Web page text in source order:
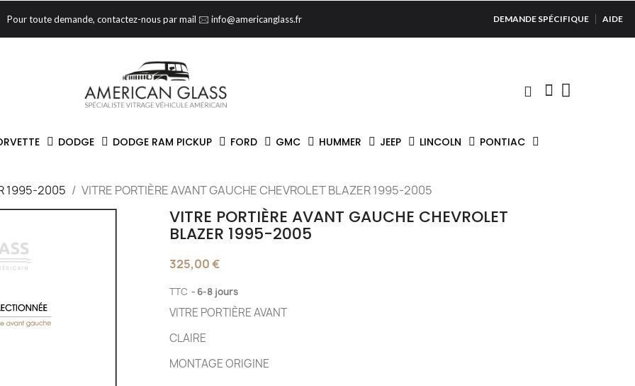
Pour toute demande, contactez-nous par mail 🖂 info@americanglass.fr DEMANDE SPÉCIFIQUE AIDE
DODGE DODGE RAM PICKUP FORD GMC HUMMER JEEP LINCOLN PONTIAC
1995-2005 VITRE PORTIÈRE AVANT GAUCHE CHEVROLET BLAZER 1995-2005
VITRE PORTIÈRE AVANT GAUCHE CHEVROLET
BLAZER 1995-2005
325,00 €
TTC 6-8 jours
VITRE PORTIÈRE AVANT
CLAIRE
MONTAGE ORIGINE